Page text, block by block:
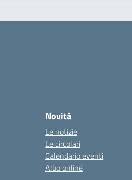
Novità
Le notizie
Le circolari
Calendario eventi
Albo online